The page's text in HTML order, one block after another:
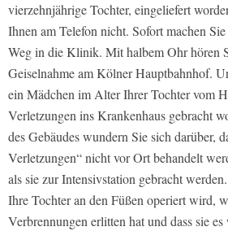
vierzehnjährige Tochter, eingeliefert
Ihnen am Telefon nicht. Sofort machen
Weg in die Klinik. Mit halbem Ohr hören
Geiselnahme am Kölner Hauptbahnhof.
ein Mädchen im Alter Ihrer Tochter vom
Verletzungen ins Krankenhaus gebracht
des Gebäudes wundern Sie sich darüber,
Verletzungen“ nicht vor Ort behandelt
als sie zur Intensivstation gebracht
Ihre Tochter an den Füßen operiert wird,
Verbrennungen erlitten hat und dass sie